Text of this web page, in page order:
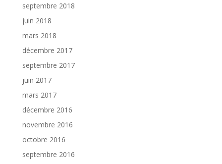
septembre 2018
juin 2018
mars 2018
décembre 2017
septembre 2017
juin 2017
mars 2017
décembre 2016
novembre 2016
octobre 2016
septembre 2016